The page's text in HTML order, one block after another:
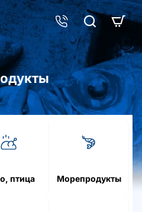
птица Морепродукты